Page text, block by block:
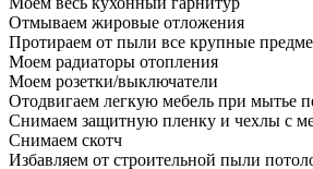
Отмываем жировые отложения
Протираем от пыли все крупные
Моем радиаторы отопления
Моем розетки/выключатели
Отодвигаем легкую мебель при мытье
Снимаем защитную пленку и чехлы с
Снимаем скотч
Избавляем от строительной пыли